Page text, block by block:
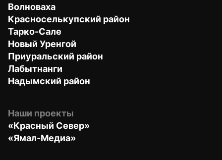
Волноваха
Красноселькупский район
Тарко-Сале
Новый Уренгой
Приуральский район
Лабытнанги
Надымский район
Наши проекты
«Красный Север»
«Ямал-Медиа»